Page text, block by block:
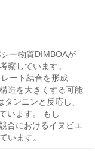
ー物質DIMBOAが
察しています。
ート結合を形成
造を大きくする可能
ンニンと反応し、
います。 もし
合におけるイヌビエ
います。